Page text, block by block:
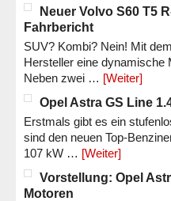
Neuer Volvo S60 T5
Fahrbericht
SUV? Kombi? Nein! Mit
Hersteller eine dynamische
Neben zwei … [Weiter]
Opel Astra GS Line
Erstmals gibt es ein
sind den neuen Top-
107 kW … [Weiter]
Vorstellung: Opel
Motoren